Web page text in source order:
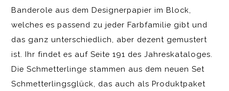
Banderole aus dem Designerpapier im Block,
welches es passend zu jeder Farbfamilie gibt und
das ganz unterschiedlich, aber dezent gemustert
ist. Ihr findet es auf Seite 191 des Jahreskataloges.
Die Schmetterlinge stammen aus dem neuen Set
Schmetterlingsglück, das auch als Produktpaket